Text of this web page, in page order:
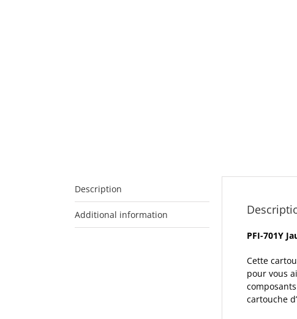
Description
Additional information
PFI-701Y
Cette
pour vous
cartouche